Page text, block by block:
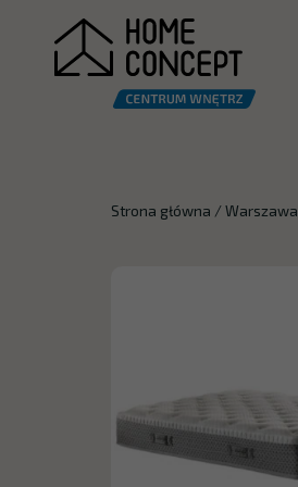
Strona główna /Warszawa